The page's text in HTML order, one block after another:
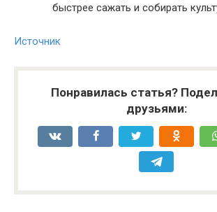
быстрее сажать и собирать
Источник
Понравилась статья?
друзьями: